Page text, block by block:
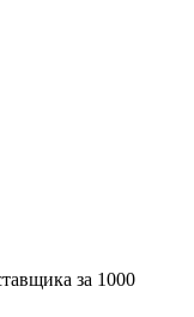
за 1000